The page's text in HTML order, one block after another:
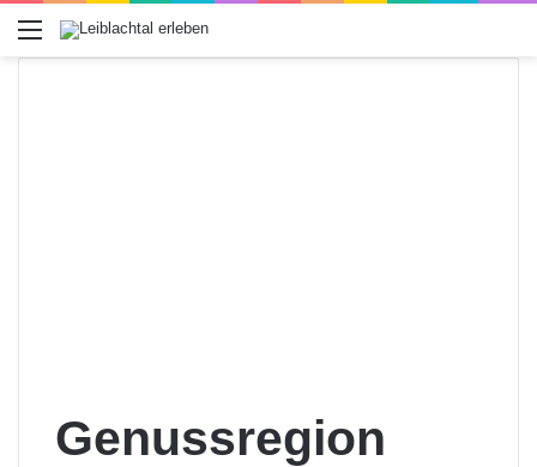
Menü
Genussregion